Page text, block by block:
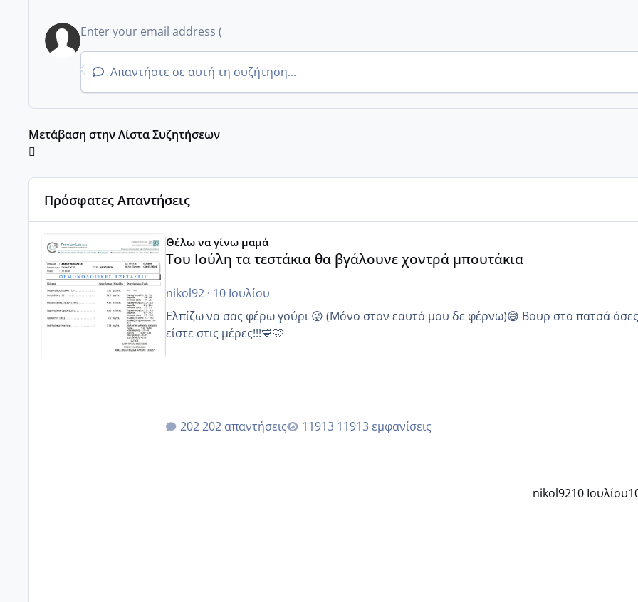
Απαντήστε σε αυτή τη συζήτηση...
Μετάβαση στην Λίστα Συζητήσεων
Πρόσφατες Απαντήσεις
Θέλω να γίνω μαμά
Του Ιούλη τα τεστάκια θα βγάλουνε χοντρά μπουτάκια
nikol92· 10 Ιουλίου
Ελπίζω να σας φέρω γούρι 😜 (Μόνο στον εαυτό μου δε φέρνω)😅 Βουρ στο πατσά όσες
είστε στις μέρες!!!💙🩷
202 απαντήσεις 11913 εμφανίσεις
nikol9210 Ιουλίου